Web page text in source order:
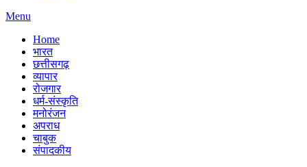
Menu
Home
भारत
छत्तीसगढ़
व्यापार
रोजगार
धर्म-संस्कृति
मनोरंजन
अपराध
चाबुक
संपादकीय